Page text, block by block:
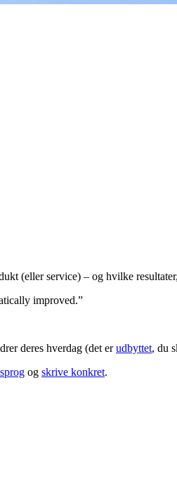
(eller service) – og hvilke
improved.”
deres hverdag (det erudbyttet, du
og skrive konkret.